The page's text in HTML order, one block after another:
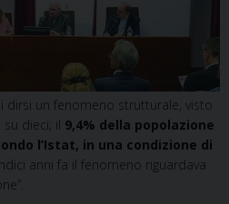
dirsi un fenomeno strutturale, visto
dieci; il 9,4% della popolazione
l’Istat, in una condizione di
anni fa il fenomeno riguardava